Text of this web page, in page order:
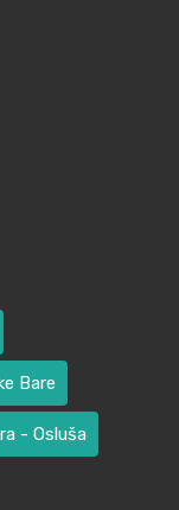
Bare
- Osluša